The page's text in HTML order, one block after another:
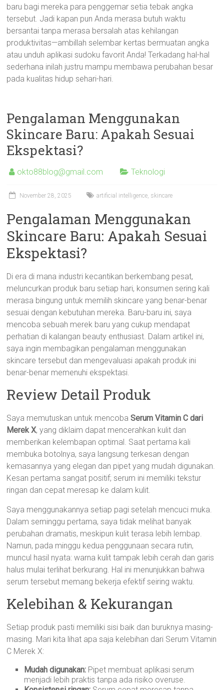
baru bagi mereka para penggemar setia tebak angka
tersebut. Jadi kapan pun Anda merasa butuh waktu
bersantai tanpa merasa bersalah atas kehilangan
produktivitas—ambillah selembar kertas bermuatan angka
atau unduh aplikasi sudoku favorit Anda! Terkadang hal-hal
sederhana inilah justru mampu membawa perubahan besar
pada kualitas hidup sehari-hari.
Pengalaman Menggunakan
Skincare Baru: Apakah Sesuai
Ekspektasi?
okto88blog@gmail.com Teknologi
November 28, 2025 artificial intelligence, skincare
Pengalaman Menggunakan
Skincare Baru: Apakah Sesuai
Ekspektasi?
Di era di mana industri kecantikan berkembang pesat,
meluncurkan produk baru setiap hari, konsumen sering kali
merasa bingung untuk memilih skincare yang benar-benar
sesuai dengan kebutuhan mereka. Baru-baru ini, saya
mencoba sebuah merek baru yang cukup mendapat
perhatian di kalangan beauty enthusiast. Dalam artikel ini,
saya ingin membagikan pengalaman menggunakan
skincare tersebut dan mengevaluasi apakah produk ini
benar-benar memenuhi ekspektasi.
Review Detail Produk
Saya memutuskan untuk mencobaSerum Vitamin C dari
Merek X, yang diklaim dapat mencerahkan kulit dan
memberikan kelembapan optimal. Saat pertama kali
membuka botolnya, saya langsung terkesan dengan
kemasannya yang elegan dan pipet yang mudah digunakan.
Kesan pertama sangat positif; serum ini memiliki tekstur
ringan dan cepat meresap ke dalam kulit.
Saya menggunakannya setiap pagi setelah mencuci muka.
Dalam seminggu pertama, saya tidak melihat banyak
perubahan dramatis, meskipun kulit terasa lebih lembap.
Namun, pada minggu kedua penggunaan secara rutin,
muncul hasil nyata: warna kulit tampak lebih cerah dan garis
halus mulai terlihat berkurang. Hal ini menunjukkan bahwa
serum tersebut memang bekerja efektif seiring waktu.
Kelebihan & Kekurangan
Setiap produk pasti memiliki sisi baik dan buruknya masing-
masing. Mari kita lihat apa saja kelebihan dari Serum Vitamin
C Merek X:
Mudah digunakan: Pipet membuat aplikasi serum
menjadi lebih praktis tanpa ada risiko overuse.